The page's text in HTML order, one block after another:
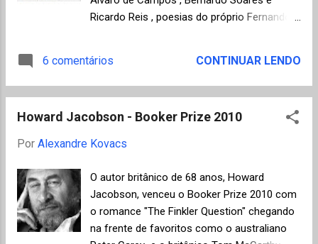
gelo ou vapor, o que tampouco a satisfaz; o
pode e de modo geral só serve para dar
Por isso a água delicadamente escolhe a ...
Ricardo Reis , poesias do próprio Fernando
também Cronologia , Fotobiografia e Roteiro
Pessoano. Agora, além de todas as
trabalho conjunto da Casa Fernando
Pessoa, o Centro de Linguística da
Vodafone, o processo de catalogação e
digitalização da Biblioteca particular de
Fernando Pessoa está também disponível
online. Conforme nota dos organizadores, o
objetivo do projeto é " dar visibilidade virtual
6 comentários CONTINUAR LENDO
Howard Jacobson - Booker Prize 2010
Por Alexandre Kovacs
O autor britânico de 68 anos, Howard
Jacobson, venceu o Booker Prize 2010 com
o romance "The Finkler Question" chegando
na frente de favoritos como o australiano